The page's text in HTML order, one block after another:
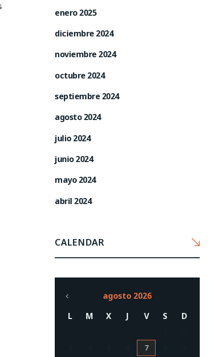
enero 2025
diciembre 2024
noviembre 2024
octubre 2024
septiembre 2024
agosto 2024
julio 2024
junio 2024
mayo 2024
abril 2024
CALENDAR
agosto 2026
L
M X J V S D
7